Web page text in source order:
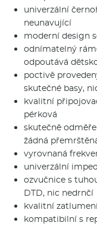
univerzální
neunavující
moderní design
odnímatelný
odpoutává
poctivě
skutečné basy,
kvalitní
pérková
skutečně
žádná
vyrovnaná
univerzální
ozvučnice s
DTD, nic nedrnčí
kvalitní
kompatibilní s